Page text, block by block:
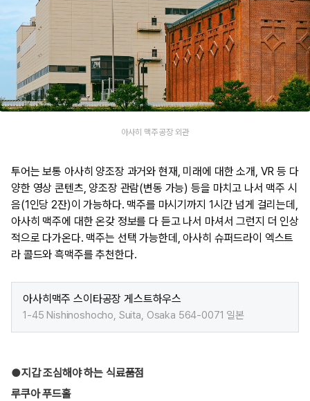
아사히 맥주 공장 외관
투어는 보통 아사히 양조장 과거와 현재, 미래에 대한 소개, VR 등 다
양한 영상 콘텐츠, 양조장 관람(변동 가능) 등을 마치고 나서 맥주 시
음(1인당 2잔)이 가능하다. 맥주를 마시기까지 1시간 넘게 걸리는데,
아사히 맥주에 대한 온갖 정보를 다 듣고 나서 마셔서 그런지 더 인상
적으로 다가온다. 맥주는 선택 가능한데, 아사히 슈퍼드라이 엑스트
라 콜드와 흑맥주를 추천한다.
아사히맥주 스이타공장 게스트하우스
1-45 Nishinoshocho, Suita, Osaka 564-0071 일본​
●지갑 조심해야 하는 식료품점
루쿠아 푸드홀